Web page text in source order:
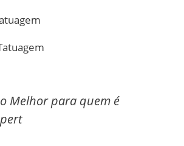
Melhor para quem é